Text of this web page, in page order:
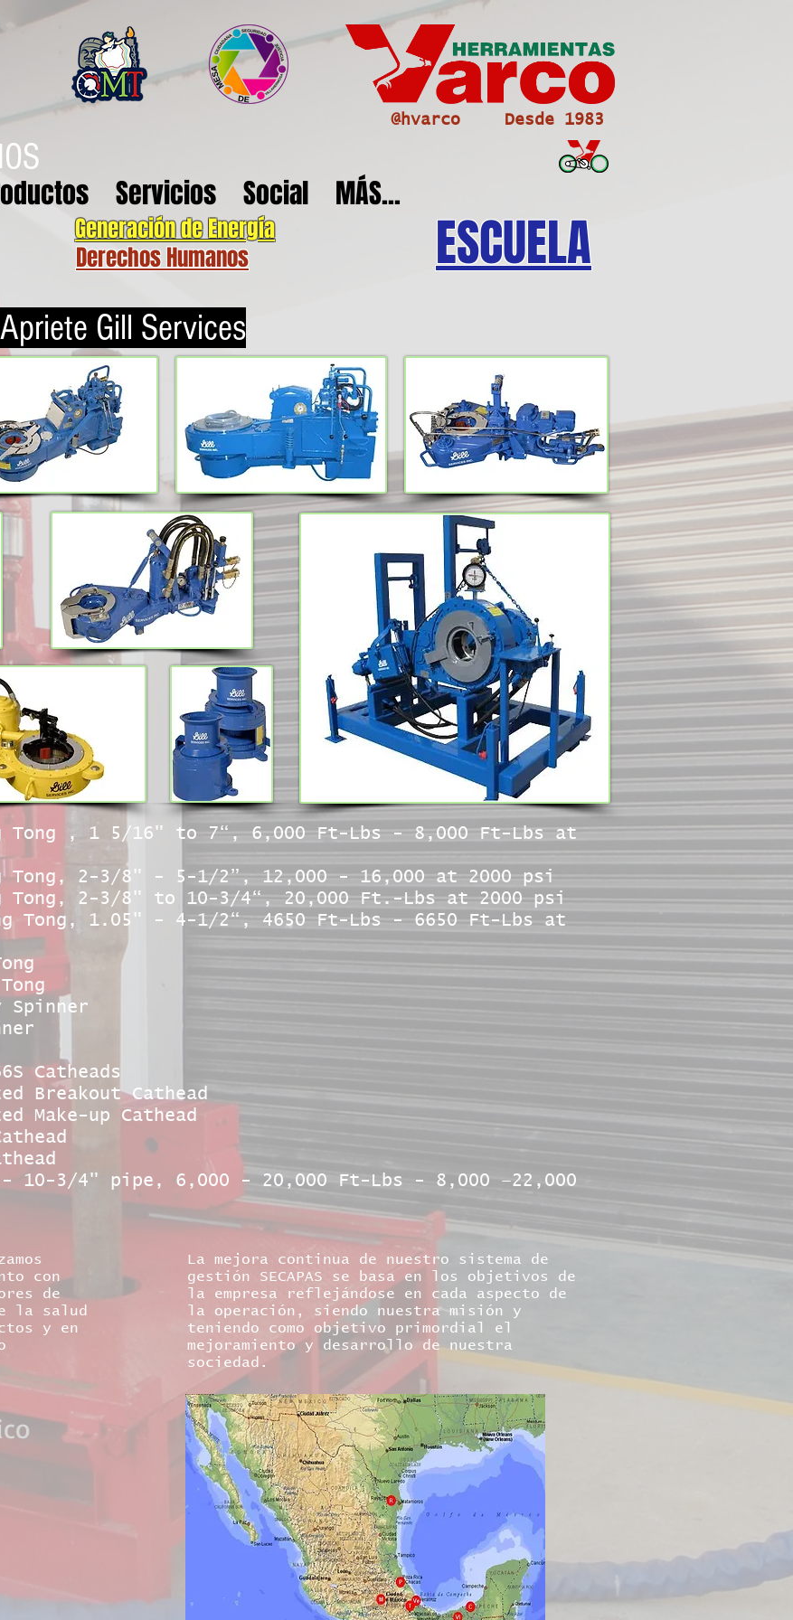
@hvarco Desde 1983
Servicios Social MÁS...
Generación de Energía
Derechos Humanos
ESCUELA
Gill Services
Tong , 1 5/16" to 7“, 6,000 Ft-Lbs - 8,000 Ft-Lbs at
Tong, 2-3/8" - 5-1/2”, 12,000 - 16,000 at 2000 psi
Tong, 2-3/8" to 10-3/4“, 20,000 Ft.-Lbs at 2000 psi
Tong, 1.05" - 4-1/2“, 4650 Ft-Lbs - 6650 Ft-Lbs at
Spinner
Catheads
Breakout Cathead
Make-up Cathead
10-3/4" pipe, 6,000 - 20,000 Ft-Lbs - 8,000 –22,000
con
de
la salud
y en
La mejora continua de nuestro sistema de
gestión SECAPAS se basa en los objetivos de
la empresa reflejándose en cada aspecto de
la operación, siendo nuestra misión y
teniendo como objetivo primordial el
mejoramiento y desarrollo de nuestra
sociedad.